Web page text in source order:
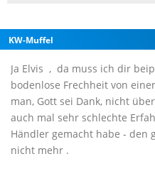
KW-Muffel
Ja Elvis , da muss ich dir
bodenlose Frechheit von
man, Gott sei Dank, nicht
auch mal sehr schlechte
Händler gemacht habe - den
nicht mehr .